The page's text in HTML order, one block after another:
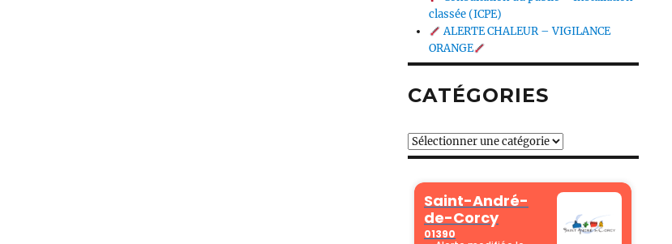
classée (ICPE)
ALERTE CHALEUR – VIGILANCE
ORANGE
CATÉGORIES
Catégories